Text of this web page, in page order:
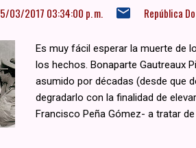
5/03/2017 03:34:00 p. m. República
Es muy fácil esperar la muerte de
los hechos. Bonaparte Gautreaux
asumido por décadas (desde que
degradarlo con la finalidad de
Francisco Peña Gómez- a tratar